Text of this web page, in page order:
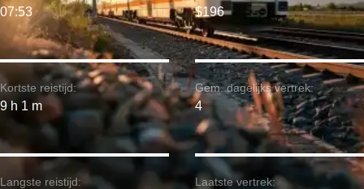
Kortste reistijd:
9 h 1 m
07:53
Langste reistijd:
$196
Gem. dagelijks vertrek:
4
Laatste vertrek: